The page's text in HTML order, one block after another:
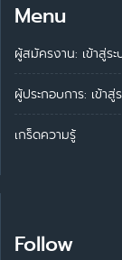
Menu
ผู้สมัครงาน: เข้าสู่ระ
ผู้ประกอบการ: เข้าสู่
เกร็ดความรู้
Follow